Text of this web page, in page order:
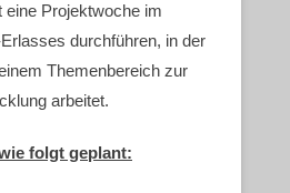
eine Projektwoche im
durchführen, in der
Themenbereich zur
arbeitet.
folgt geplant: